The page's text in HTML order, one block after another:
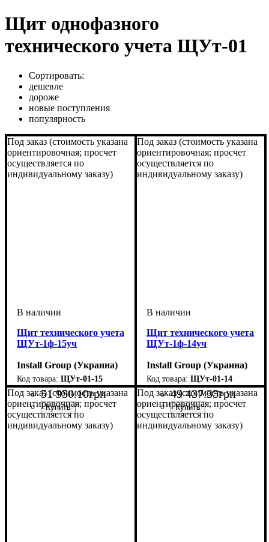
Щит однофазного
технического учета ЩУт-01
Сортировать:
дешевле
дороже
новые поступления
популярность
Под заказ (стоимость указана
ориентировочная; просчет
осуществляется по
индивидуальному заказу)
Щит технического учета
ЩУт-1ф-15уч
Install Group (Украина)
ЩУт-01-15
51 950.10грн
Под заказ (стоимость указана
ориентировочная; просчет
осуществляется по
индивидуальному заказу)
Щит технического учета
ЩУт-1ф-14уч
Install Group (Украина)
ЩУт-01-14
49 437.35грн
Под заказ (стоимость указана
ориентировочная; просчет
осуществляется по
индивидуальному заказу)
Под заказ (стоимость указана
ориентировочная; просчет
осуществляется по
индивидуальному заказу)